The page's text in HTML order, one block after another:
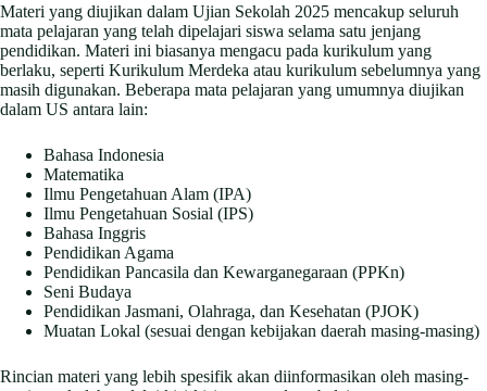
Materi yang diujikan dalam Ujian Sekolah 2025 mencakup seluruh
mata pelajaran yang telah dipelajari siswa selama satu jenjang
pendidikan. Materi ini biasanya mengacu pada kurikulum yang
berlaku, seperti Kurikulum Merdeka atau kurikulum sebelumnya yang
masih digunakan. Beberapa mata pelajaran yang umumnya diujikan
dalam US antara lain:
Bahasa Indonesia
Matematika
Ilmu Pengetahuan Alam (IPA)
Ilmu Pengetahuan Sosial (IPS)
Bahasa Inggris
Pendidikan Agama
Pendidikan Pancasila dan Kewarganegaraan (PPKn)
Seni Budaya
Pendidikan Jasmani, Olahraga, dan Kesehatan (PJOK)
Muatan Lokal (sesuai dengan kebijakan daerah masing-masing)
Rincian materi yang lebih spesifik akan diinformasikan oleh masing-